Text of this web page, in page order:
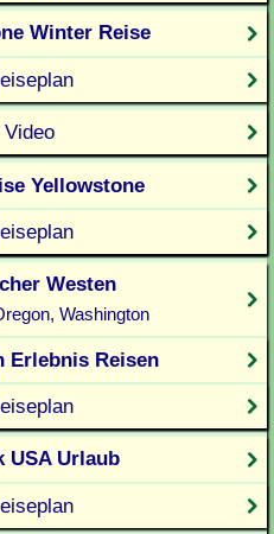
Winter Reise
Video
Yellowstone
Westen
Washington
Erlebnis Reisen
USA Urlaub